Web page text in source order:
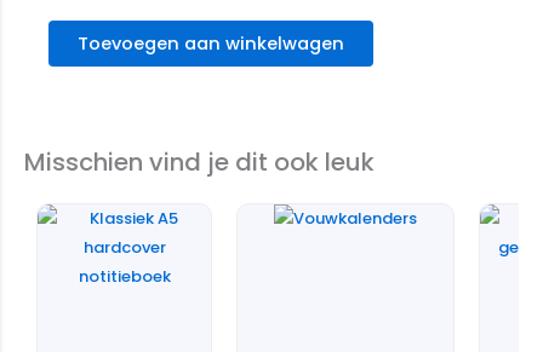
Toevoegen aan winkelwagen
Misschien vind je dit ook leuk